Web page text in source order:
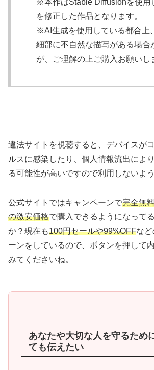
※本作はStable Diffusionを使用
を修正した作品となります。
※AI生成を使用している都合上
細部に不自然な描写がある場合
が、ご理解の上ご購入お願いし
違法サイトを視聴すると、デバイスが
ルスに感染したり、個人情報流出によ
る可能性が高いですので利用しないよ
公式サイトではキャンペーンで完全無
の激安価格で購入できるようになって
か？現在も100円セールや99%OFFな
ーンをしているので、ボタンを押して
みてくださいね。
あなたや大切な人を守るため
ても伝えたい